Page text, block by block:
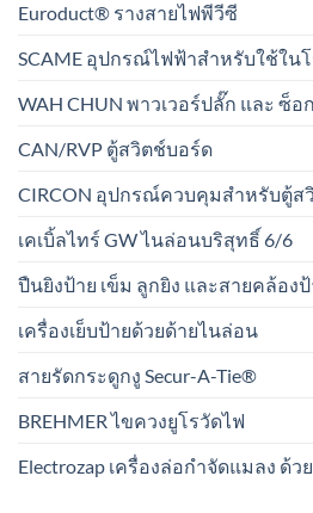
Euroduct® รางสายไฟพีวีซี
SCAME อุปกรณ์ไฟฟ้าสำหรับใช้ใน
WAH CHUN พาวเวอร์ปลั๊ก และ ซ็อ
CAN/RVP ตู้สวิตช์บอร์ด
CIRCON อุปกรณ์ควบคุมสำหรับตู้ส
เคเบิ้ลไทร์ GW ไนล่อนบริสุทธิ์ 6/6
ปืนยิงป้าย เข็ม ลูกยิง และสายคล้องป้
เครื่องเย็บป้ายด้วยด้ายไนล่อน
สายรัดกระดูกงู Secur-A-Tie®
BREHMER ไขควงยูโรวัดไฟ
Electrozap เครื่องล่อกำจัดแมลง ด้ว